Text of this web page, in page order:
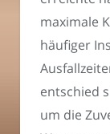
maximale
häufiger
entschied
um die